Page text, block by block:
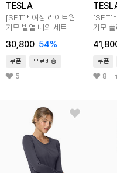
TESLA
[SET]* 여성 라이트웜
기모 발열 내의 세트
30,800 54%
쿠폰 무료배송
5
[SET]*
기모
쿠폰
8